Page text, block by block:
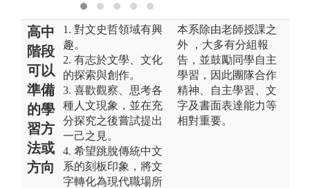
高中
階段
可以
準備
的學
習方
法或
方向
1. 對文史哲領域有興
趣。
2. 有志於文學、文化
的探索與創作。
3. 喜歡觀察、思考各
種人文現象，並在充
分探究之後嘗試提出
一己之見。
4. 希望跳脫傳統中文
系的刻板印象，將文
字轉化為現代職場所
本系除由老師授課之
外 ，大多有分組報
告，並鼓勵同學自主
學習，因此團隊合作
精神、自主學習、文
字及書面表達能力等
相對重要。